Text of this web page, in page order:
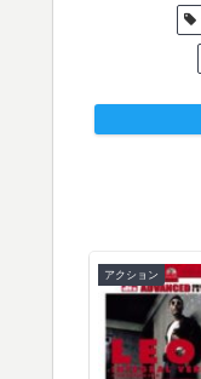
アクション